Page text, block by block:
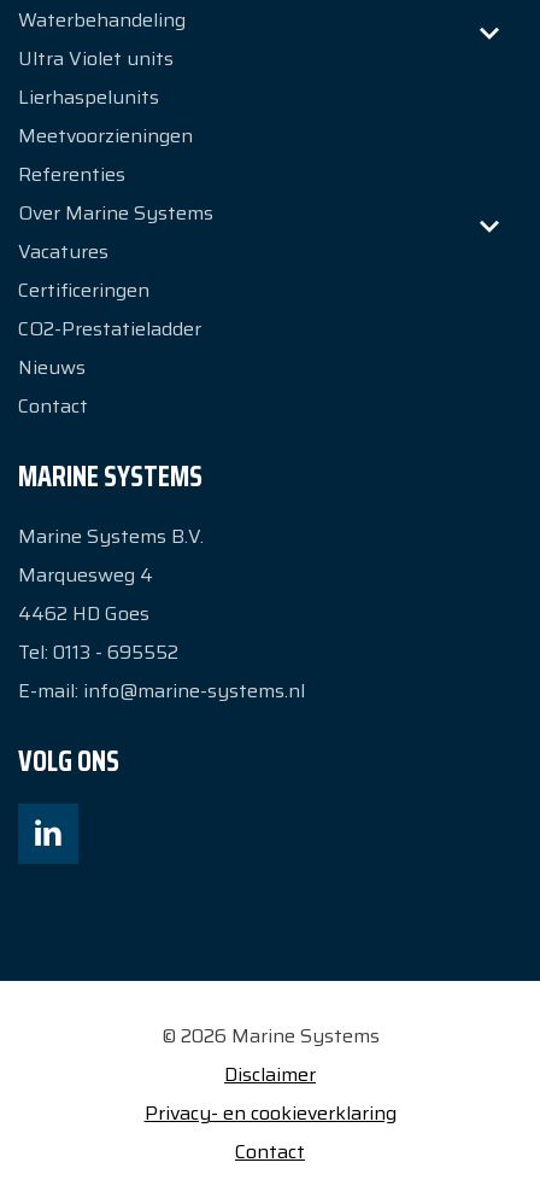
Waterbehandeling
Ultra Violet units
Lierhaspelunits
Meetvoorzieningen
Referenties
Over Marine Systems
Vacatures
Certificeringen
CO2-Prestatieladder
Nieuws
Contact
MARINE SYSTEMS
Marine Systems B.V.
Marquesweg 4
4462 HD Goes
Tel: 0113 - 695552
E-mail: info@marine-systems.nl
VOLG ONS
© 2026 Marine Systems
Disclaimer
Privacy- en cookieverklaring
Contact